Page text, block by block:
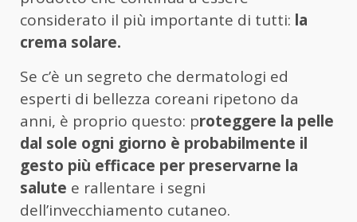
considerato il più importante di tutti: la
crema solare.
Se c’è un segreto che dermatologi ed
esperti di bellezza coreani ripetono da
anni, è proprio questo: proteggere la pelle
dal sole ogni giorno è probabilmente il
gesto più efficace per preservarne la
salute e rallentare i segni
dell’invecchiamento cutaneo.